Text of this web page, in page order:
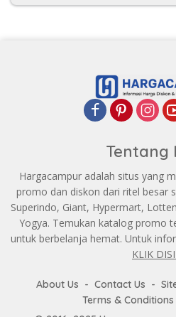
Tentang
Hargacampur adalah situs yang
promo dan diskon dari ritel besar
Superindo, Giant, Hypermart,
Yogya. Temukan katalog promo
untuk berbelanja hemat. Untuk
KLIK
About Us Contact Us
Terms & Conditions